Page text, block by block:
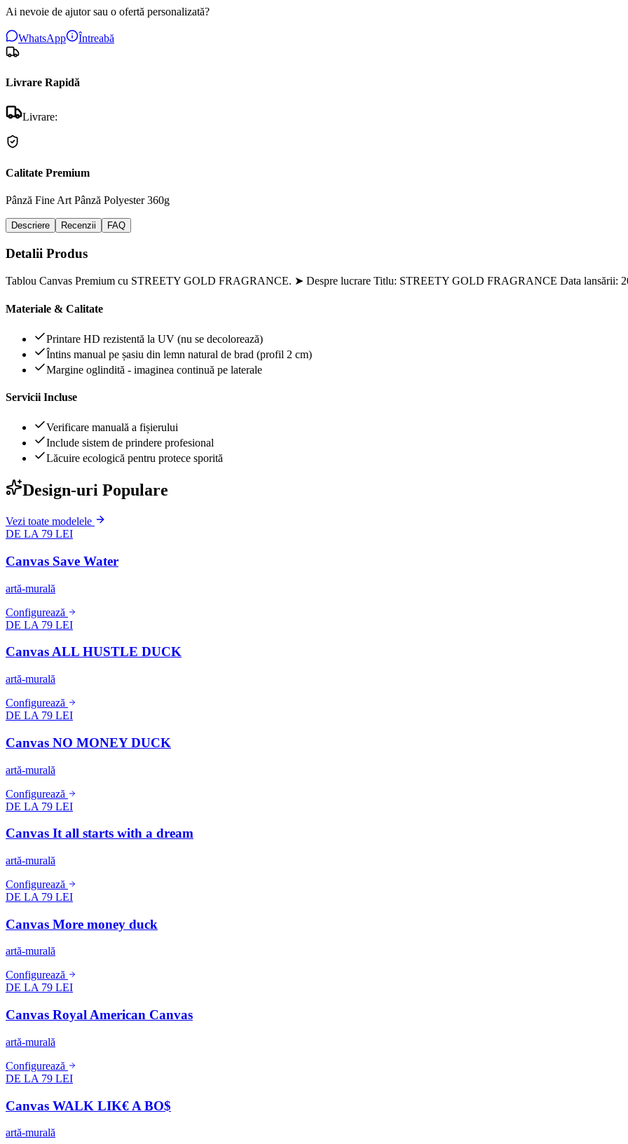
Ai nevoie de ajutor sau o ofertă personalizată?
WhatsApp Întreabă
Livrare Rapidă
Livrare:
Calitate Premium
Pânză Fine Art Pânză Polyester 360g
Descriere Recenzii FAQ
Detalii Produs
Tablou Canvas Premium cu STREETY GOLD FRAGRANCE. ➤ Despre lucrare Titlu: STREETY GOLD FRAGRANCE Data lansării:
Materiale & Calitate
Printare HD rezistentă la UV (nu se decolorează)
Întins manual pe șasiu din lemn natural de brad (profil 2 cm)
Margine oglindită - imaginea continuă pe laterale
Servicii Incluse
Verificare manuală a fișierului
Include sistem de prindere profesional
Lăcuire ecologică pentru protece sporită
Design-uri Populare
Vezi toate modelele
DE LA 79 LEI
Canvas Save Water
artă-murală
Configurează
DE LA 79 LEI
Canvas ALL HUSTLE DUCK
artă-murală
Configurează
DE LA 79 LEI
Canvas NO MONEY DUCK
artă-murală
Configurează
DE LA 79 LEI
Canvas It all starts with a dream
artă-murală
Configurează
DE LA 79 LEI
Canvas More money duck
artă-murală
Configurează
DE LA 79 LEI
Canvas Royal American Canvas
artă-murală
Configurează
DE LA 79 LEI
Canvas WALK LIK€ A BO$
artă-murală